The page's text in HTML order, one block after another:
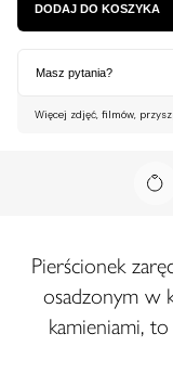
DODAJ DO KOSZYKA
Masz pytania?
Więcej zdjęć, filmów,
Pierścionek
osadzonym w
kamieniami, to